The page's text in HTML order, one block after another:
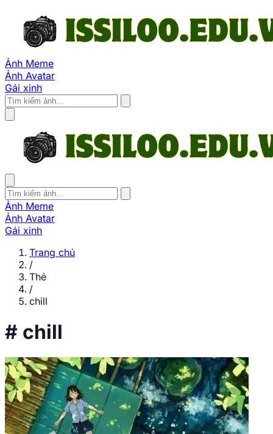
Ảnh Meme
Ảnh Avatar
Gái xinh
Ảnh Meme
Ảnh Avatar
Gái xinh
Trang chủ
/
Thẻ
/
chill
# chill